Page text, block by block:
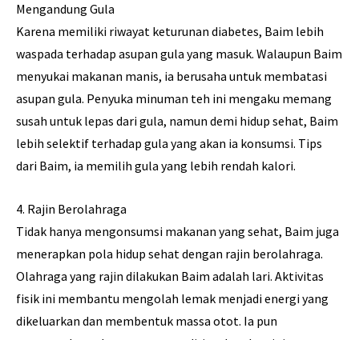
Mengandung Gula
Karena memiliki riwayat keturunan diabetes, Baim lebih
waspada terhadap asupan gula yang masuk. Walaupun Baim
menyukai makanan manis, ia berusaha untuk membatasi
asupan gula. Penyuka minuman teh ini mengaku memang
susah untuk lepas dari gula, namun demi hidup sehat, Baim
lebih selektif terhadap gula yang akan ia konsumsi. Tips
dari Baim, ia memilih gula yang lebih rendah kalori.
4. Rajin Berolahraga
Tidak hanya mengonsumsi makanan yang sehat, Baim juga
menerapkan pola hidup sehat dengan rajin berolahraga.
Olahraga yang rajin dilakukan Baim adalah lari. Aktivitas
fisik ini membantu mengolah lemak menjadi energi yang
dikeluarkan dan membentuk massa otot. Ia pun